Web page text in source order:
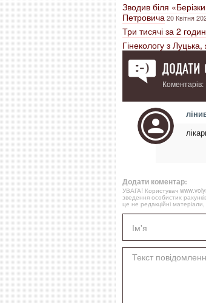
Зводив біля
Петровича20 Квітня
Три тисячі за 2
Гінекологу з
ДОДАТИ
Коментарів:
Додати коментар:
УВАГА! Користувач
зведення особистих
це не редакційні